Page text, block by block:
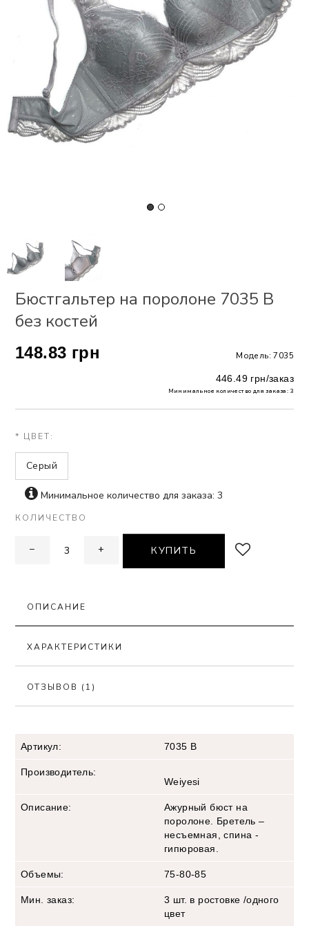
Бюстгальтер на поролоне 7035 В
без костей
148.83 грн Модель: 7035
446.49 грн/заказ
Минимальное количество для заказа: 3
* ЦВЕТ:
Серый
Минимальное количество для заказа: 3
КОЛИЧЕСТВО
− + КУПИТЬ
ОПИСАНИЕ
ХАРАКТЕРИСТИКИ
ОТЗЫВОВ (1)
Артикул: 7035 B
Производитель:
Weiyesi
Описание:
Ажурный бюст на
поролоне. Бретель –
несъемная, спина -
гипюровая.
Объемы: 75-80-85
Мин. заказ:
3 шт. в ростовке /одного
цвет